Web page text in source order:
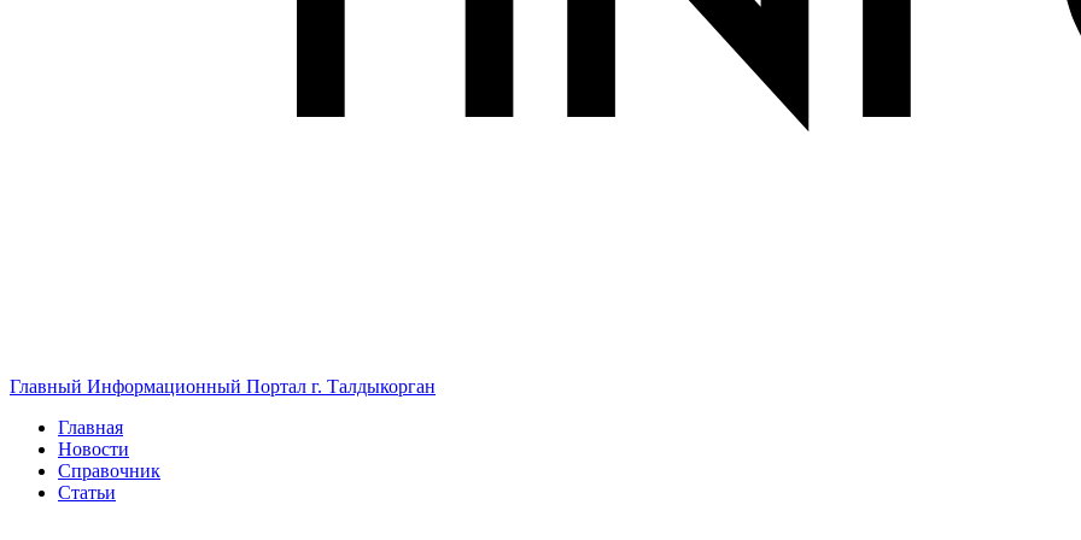
Главный Информационный Портал г. Талдыкорган
Главная
Новости
Справочник
Статьи